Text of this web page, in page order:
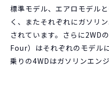
標準モデル、エアロモデル
く、またそれぞれにガソリ
されています。さらに2WD
Four）はそれぞれのモデル
乗りの4WDはガソリンエン